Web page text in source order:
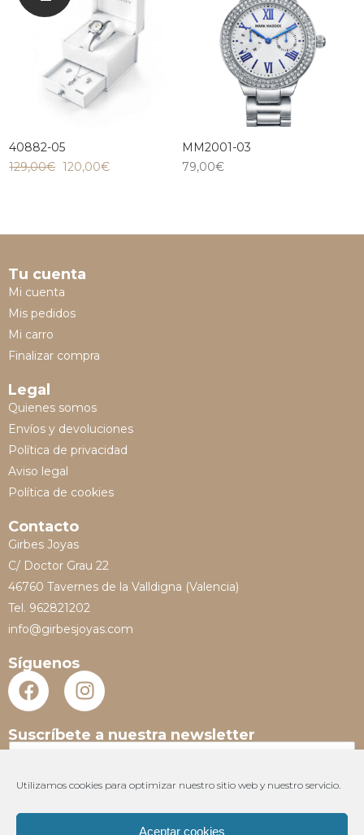
Utilizamos cookies para optimizar nuestro sitio web y nuestro servicio.
Aceptar cookies
40882-05
129,00€ 120,00€
MM2001-03
79,00€
Tu cuenta
Mi cuenta
Mis pedidos
Mi carro
Finalizar compra
Legal
Quienes somos
Envíos y devoluciones
Política de privacidad
Aviso legal
Política de cookies
Contacto
Girbes Joyas
C/ Doctor Grau 22
46760 Tavernes de la Valldigna (Valencia)
Tel. 962821202
info@girbesjoyas.com
Síguenos
Suscríbete a nuestra newsletter
N
m
m